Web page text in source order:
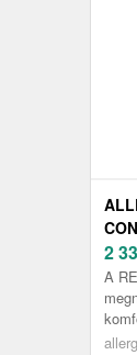
ML
2
A